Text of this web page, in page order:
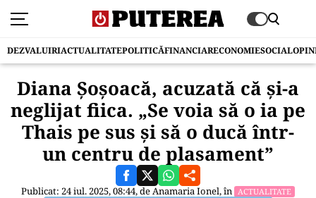
DEZVALUIRIACTUALITATEPOLITICĂFINANCIARECONOMIESOCIAL
Diana Șoșoacă, acuzată că şi-a
neglijat fiica. „Se voia să o ia pe
Thais pe sus și să o ducă într-
un centru de plasament”
Publicat: 24 iul. 2025, 08:44, deAnamaria Ionel, în ACTUALITATE